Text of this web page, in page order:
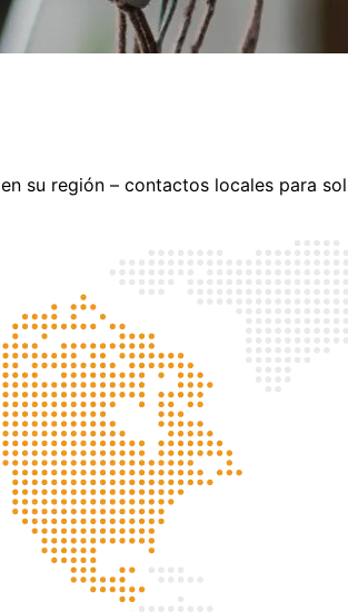
su región – contactos locales para